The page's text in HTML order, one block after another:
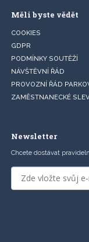
Měli byste vědět
COOKIES
GDPR
PODMÍNKY SOUTĚŽÍ
NÁVŠTĚVNÍ ŘÁD
PROVOZNÍ ŘÁD
ZAMĚSTNANECKÉ
Newsletter
Chcete dostávat